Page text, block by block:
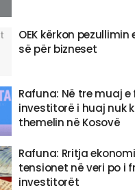
OEK kërkon
së për bizneset
Rafuna: Në tre muaj
investitorë i huaj nuk
themelin në Kosovë
Rafuna: Rritja
tensionet në veri po i
investitorët